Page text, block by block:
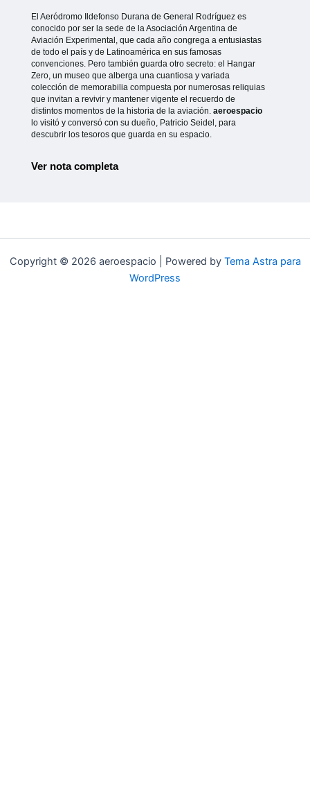
El Aeródromo Ildefonso Durana de General Rodríguez es
conocido por ser la sede de la Asociación Argentina de
Aviación Experimental, que cada año congrega a entusiastas
de todo el país y de Latinoamérica en sus famosas
convenciones. Pero también guarda otro secreto: el Hangar
Zero, un museo que alberga una cuantiosa y variada
colección de memorabilia compuesta por numerosas reliquias
que invitan a revivir y mantener vigente el recuerdo de
distintos momentos de la historia de la aviación. aeroespacio
lo visitó y conversó con su dueño, Patricio Seidel, para
descubrir los tesoros que guarda en su espacio.
Ver nota completa
Copyright © 2026 aeroespacio | Powered by Tema Astra para
WordPress